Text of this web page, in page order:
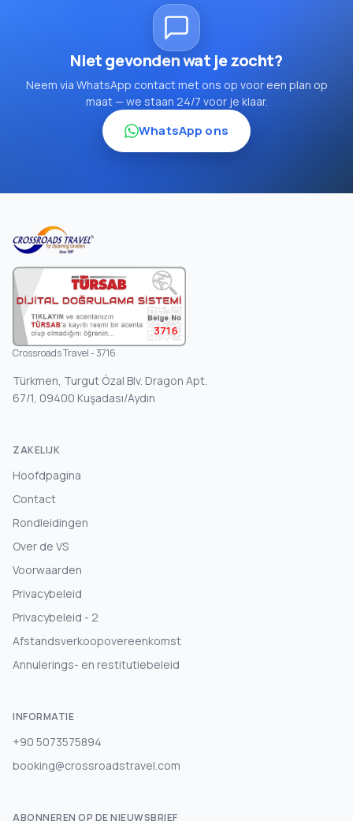
Niet gevonden wat je zocht?
Neem via WhatsApp contact met ons op voor een plan op
maat — we staan 24/7 voor je klaar.
WhatsApp ons
3716
Crossroads Travel - 3716
Türkmen, Turgut Özal Blv. Dragon Apt.
67/1, 09400 Kuşadası/Aydın
ZAKELIJK
Hoofdpagina
Contact
Rondleidingen
Over de VS
Voorwaarden
Privacybeleid
Privacybeleid - 2
Afstandsverkoopovereenkomst
Annulerings- en restitutiebeleid
INFORMATIE
+90 5073575894
booking@crossroadstravel.com
ABONNEREN OP DE NIEUWSBRIEF